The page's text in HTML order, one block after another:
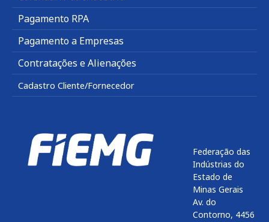
Pagamento RPA
Pagamento a Empresas
Contratações e Alienações
Cadastro Cliente/Fornecedor
Federação das
Indústrias do
Estado de
Minas Gerais
Av. do
Contorno, 4456